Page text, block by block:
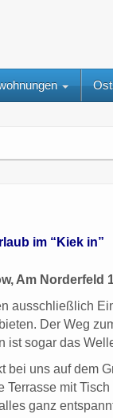
im “Kiek in”
Am Norderfeld
ausschließlich
Der Weg
ist sogar das
bei uns auf dem
Terrasse mit
ganz